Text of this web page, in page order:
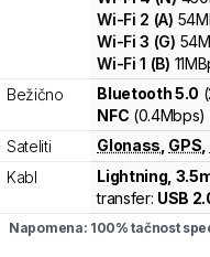
Wi-Fi 2 (A) 54
Wi-Fi3 (G) 54
Wi-Fi1 (B) 11
Bežično
Bluetooth 5.0
NFC (0.4Mbps)
Sateliti
Glonass GPS
Kabl
Lightning,
transfer: USB
Napomena: 100% tačnost